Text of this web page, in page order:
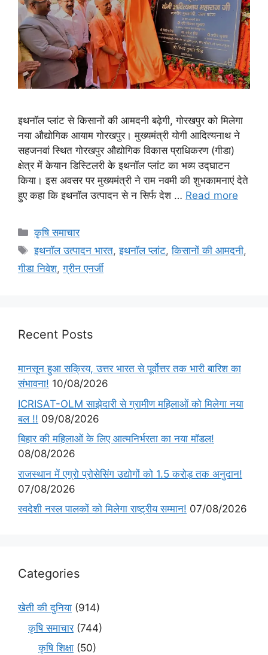
इथनॉल प्लांट से किसानों की आमदनी बढ़ेगी, गोरखपुर को मिलेगा
नया औद्योगिक आयाम गोरखपुर। मुख्यमंत्री योगी आदित्यनाथ ने
सहजनवां स्थित गोरखपुर औद्योगिक विकास प्राधिकरण (गीडा)
क्षेत्र में केयान डिस्टिलरी के इथनॉल प्लांट का भव्य उद्घाटन
किया। इस अवसर पर मुख्यमंत्री ने राम नवमी की शुभकामनाएं देते
हुए कहा कि इथनॉल उत्पादन से न सिर्फ देश … Read more
कृषि समाचार
इथनॉल उत्पादन भारत,इथनॉल प्लांट,किसानों की आमदनी,
गीडा निवेश,ग्रीन एनर्जी
Recent Posts
मानसून हुआ सक्रिय, उत्तर भारत से पूर्वोत्तर तक भारी बारिश का
संभावना! 10/08/2026
ICRISAT-OLM साझेदारी से ग्रामीण महिलाओं को मिलेगा नया
बल !! 09/08/2026
बिहार की महिलाओं के लिए आत्मनिर्भरता का नया मॉडल!
08/08/2026
राजस्थान में एग्रो प्रोसेसिंग उद्योगों को 1.5 करोड़ तक अनुदान!
07/08/2026
स्वदेशी नस्ल पालकों को मिलेगा राष्ट्रीय सम्मान! 07/08/2026
Categories
खेती की दुनिया (914)
कृषि समाचार(744)
कृषि शिक्षा (50)